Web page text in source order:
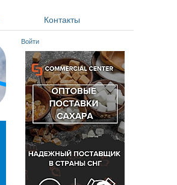
Контакты
Войти